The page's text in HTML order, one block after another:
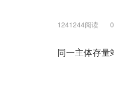
1241244阅读
同一主体存量